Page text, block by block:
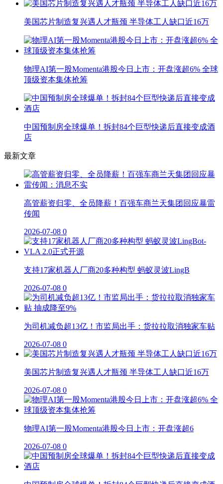
美国芯片制造复兴遇人才瓶颈 半导体工人缺口近16万
物理AI第一股Momenta港股今日上市：开盘涨超6% 全球
顶级资本集体抢筹
中国预制房全球爆单！拆封84个巨型快递后直接变成酒
店
最新文章
高管薪资归零、全员降薪！百强车商兰天集团回应暴雷
传闻
2026-07-08 0
支持17家机器人厂商20多种构型 蚂蚁灵波LingB
2026-07-08 0
为司机减负超13亿！市监局出手：货拉拉取消独家车贴
2026-07-08 0
美国芯片制造复兴遇人才瓶颈 半导体工人缺口近16万
2026-07-08 0
物理AI第一股Momenta港股今日上市：开盘涨超6
2026-07-08 0